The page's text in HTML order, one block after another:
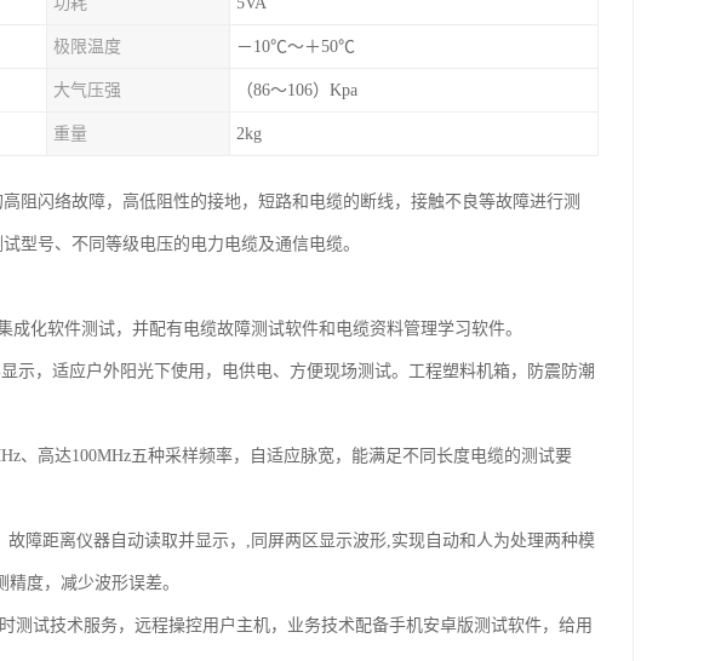
极限温度 －10℃～＋50℃
大气压强 （86～106）Kpa
重量 2kg
阻闪络故障，高低阻性的接地，短路和电缆的断线，接触不良等故障进行测
型号、不同等级电压的电力电缆及通信电缆。
化软件测试，并配有电缆故障测试软件和电缆资料管理学习软件。
，适应户外阳光下使用，电供电、方便现场测试。工程塑料机箱，防震防潮
、高达100MHz五种采样频率，自适应脉宽，能满足不同长度电缆的测试要
障距离仪器自动读取并显示，,同屏两区显示波形,实现自动和人为处理两种模
度，减少波形误差。
试技术服务，远程操控用户主机，业务技术配备手机安卓版测试软件，给用